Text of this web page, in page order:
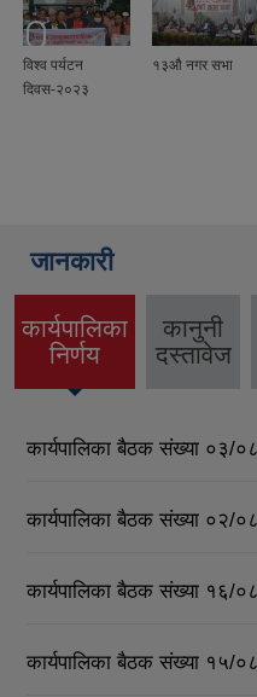
विश्व पर्यटन
दिवस-२०२३
१३औ नगर सभा
जानकारी
कार्यपालिका
निर्णय
(active
कानुनी
दस्तावेज
कार्यपालिका बैठक संख्या ०३/
कार्यपालिका बैठक संख्या ०२/
कार्यपालिका बैठक संख्या १६/
कार्यपालिका बैठक संख्या १५/